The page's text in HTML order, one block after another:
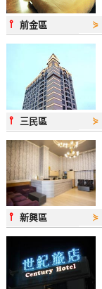
⫯前金區 ⋟
⫯ 三民區 ⋟
⫯新興區 ⋟